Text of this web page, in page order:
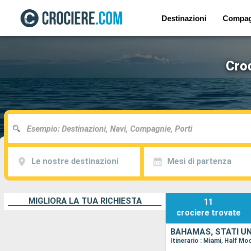
Destinazioni
Le nostre destinazioni Mesi di partenza
MIGLIORA LA TUA RICHIESTA
11
crociere trovate
BAHAMAS, STATI
Itinerario : Miami, Half